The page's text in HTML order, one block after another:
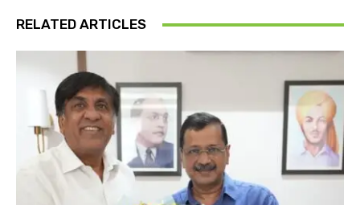
RELATED ARTICLES